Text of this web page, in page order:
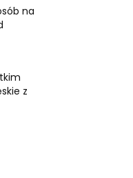
na
z